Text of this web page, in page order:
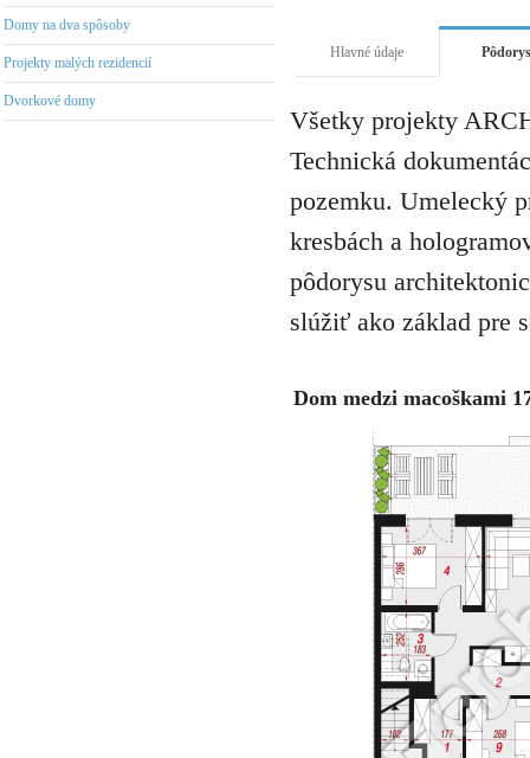
Domy na dva spôsoby
Projekty malých rezidencií
Dvorkové domy
Hlavné údaje
Všetky projekty
Technická
pozemku. Umelecký
kresbách a
pôdorysu
slúžiť ako základ pre
Dom medzi macoškami